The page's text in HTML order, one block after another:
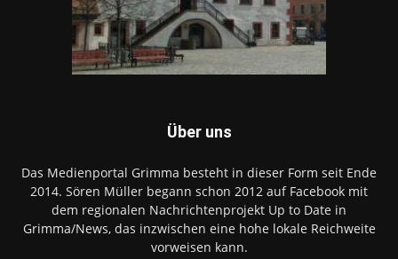
Über uns
Das Medienportal Grimma besteht in dieser Form seit Ende
2014. Sören Müller begann schon 2012 auf Facebook mit
dem regionalen Nachrichtenprojekt Up to Date in
Grimma/News, das inzwischen eine hohe lokale Reichweite
vorweisen kann.